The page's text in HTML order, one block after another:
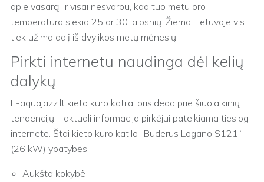
apie vasarą. Ir visai nesvarbu, kad tuo metu oro
temperatūra siekia 25 ar 30 laipsnių. Žiema Lietuvoje vis
tiek užima dalį iš dvylikos metų mėnesių.
Pirkti internetu naudinga dėl kelių
dalykų
E-aquajazz.lt kieto kuro katilai prisideda prie šiuolaikinių
tendencijų – aktuali informacija pirkėjui pateikiama tiesiog
internete. Štai kieto kuro katilo „Buderus Logano S121“
(26 kW) ypatybės:
Aukšta kokybė